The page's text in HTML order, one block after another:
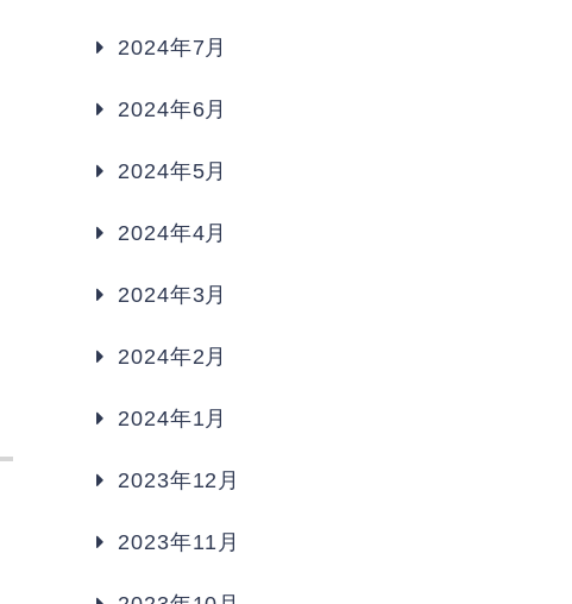
2024年7月
2024年6月
2024年5月
2024年4月
2024年3月
2024年2月
2024年1月
2023年12月
2023年11月